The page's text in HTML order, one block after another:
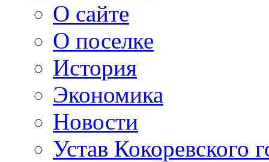
О сайте
О поселке
История
Экономика
Новости
Устав Кокоревского